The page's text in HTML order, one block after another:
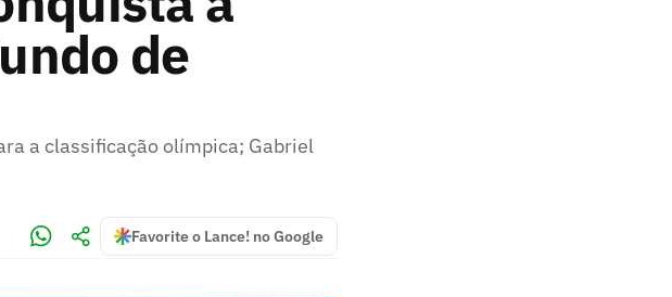
de
a classificação olímpica; Gabriel
Favorite o Lance! no Google